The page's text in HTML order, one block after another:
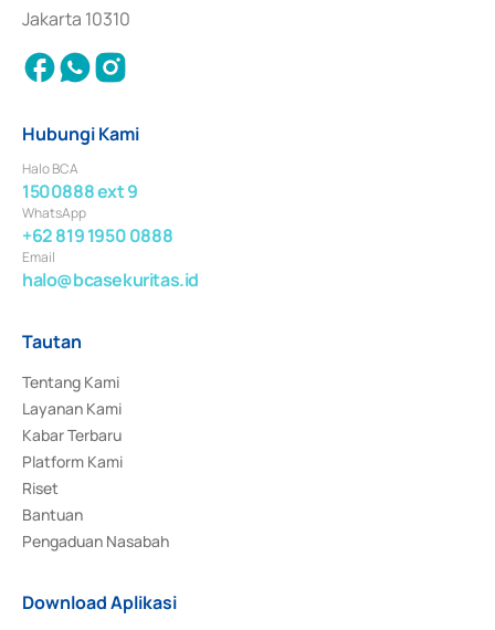
Jakarta 10310
Hubungi Kami
Halo BCA
1500888 ext 9
WhatsApp
+62 819 1950 0888
Email
halo@bcasekuritas.id
Tautan
Tentang Kami
Layanan Kami
Kabar Terbaru
Platform Kami
Riset
Bantuan
Pengaduan Nasabah
Download Aplikasi